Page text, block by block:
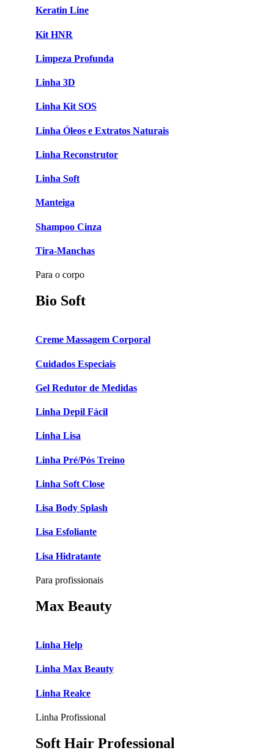
Keratin Line
Kit HNR
Limpeza Profunda
Linha 3D
Linha Kit SOS
Linha Óleos e Extratos Naturais
Linha Reconstrutor
Linha Soft
Manteiga
Shampoo Cinza
Tira-Manchas
Para o corpo
Bio Soft
Creme Massagem Corporal
Cuidados Especiais
Gel Redutor de Medidas
Linha Depil Fácil
Linha Lisa
Linha Pré/Pós Treino
Linha Soft Close
Lisa Body Splash
Lisa Esfoliante
Lisa Hidratante
Para profissionais
Max Beauty
Linha Help
Linha Max Beauty
Linha Realce
Linha Profissional
Soft Hair Professional